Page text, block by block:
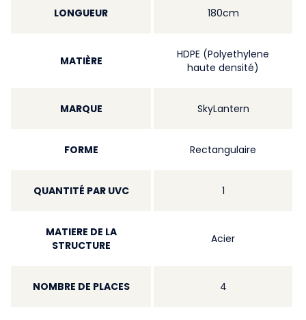
LONGUEUR 180cm
MATIÈRE
HDPE (Polyethylene
haute densité)
MARQUE SkyLantern
FORME Rectangulaire
QUANTITÉ PAR UVC 1
MATIERE DE LA
STRUCTURE
Acier
NOMBRE DE PLACES 4